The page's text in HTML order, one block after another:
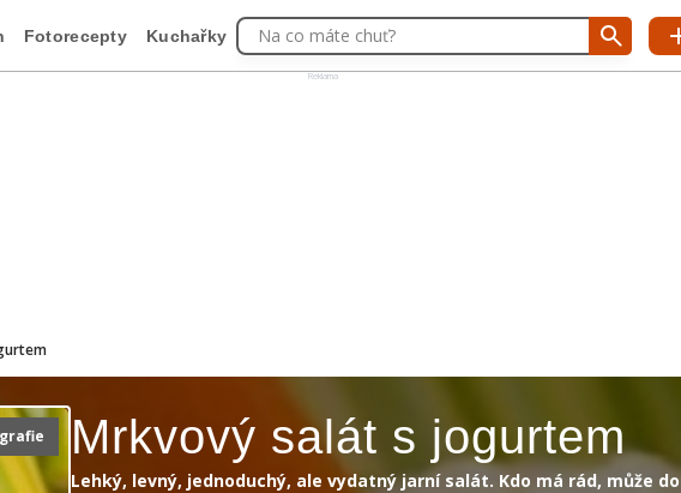
Reklama
Fotorecepty Kuchařky Na co máte chuť?
Mrkvový salát s jogurtem
Lehký, levný, jednoduchý, ale vydatný jarní salát. Kdo má rád, může do